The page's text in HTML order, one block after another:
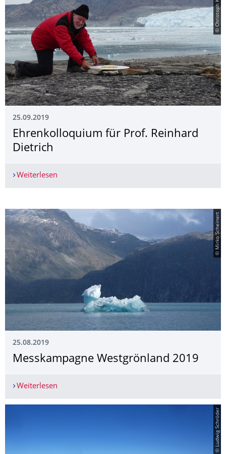
© Christoph Knöfel
25.09.2019
Ehrenkolloquium für Prof. Reinhard
Dietrich
Weiterlesen
© Mirko Scheinert
25.08.2019
Messkampagne Westgrönland 2019
Weiterlesen
© Ludwig Schröder